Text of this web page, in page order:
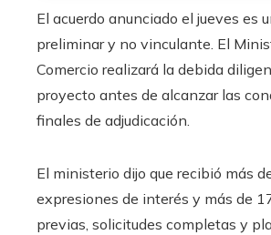
El acuerdo anunciado el jueves es
preliminar y no vinculante. El
Comercio realizará la debida
proyecto antes de alcanzar las
finales de adjudicación.
El ministerio dijo que recibió más
expresiones de interés y más de
previas, solicitudes completas y